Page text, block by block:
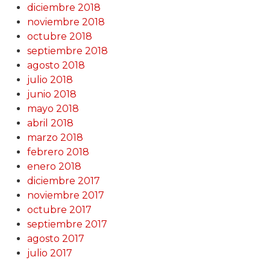
diciembre 2018
noviembre 2018
octubre 2018
septiembre 2018
agosto 2018
julio 2018
junio 2018
mayo 2018
abril 2018
marzo 2018
febrero 2018
enero 2018
diciembre 2017
noviembre 2017
octubre 2017
septiembre 2017
agosto 2017
julio 2017